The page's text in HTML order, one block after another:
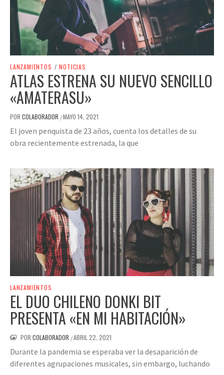
LANZAMIENTOS / NOTICIAS
ATLAS ESTRENA SU NUEVO SENCILLO
«AMATERASU»
POR COLABORADOR /MAYO 14, 2021
El joven penquista de 23 años, cuenta los detalles de su
obra recientemente estrenada, la que
LANZAMIENTOS
EL DUO CHILENO DONKI BIT
PRESENTA «EN MI HABITACIÓN»
POR COLABORADOR /ABRIL 22, 2021
Durante la pandemia se esperaba ver la desaparición de
diferentes agrupaciones musicales, sin embargo, luchando